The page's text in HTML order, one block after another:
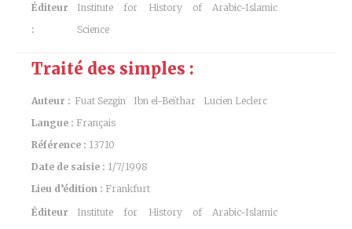
Éditeur
:
Institute for History of Arabic-Islamic
Science
Traité des simples :
Auteur : Fuat Sezgin Ibn el-Beïthar
Lucien Leclerc
Langue : Français
Référence : 13710
Date de saisie : 1/7/1998
Lieu d’édition : Frankfurt
Éditeur
Institute for History of Arabic-Islamic